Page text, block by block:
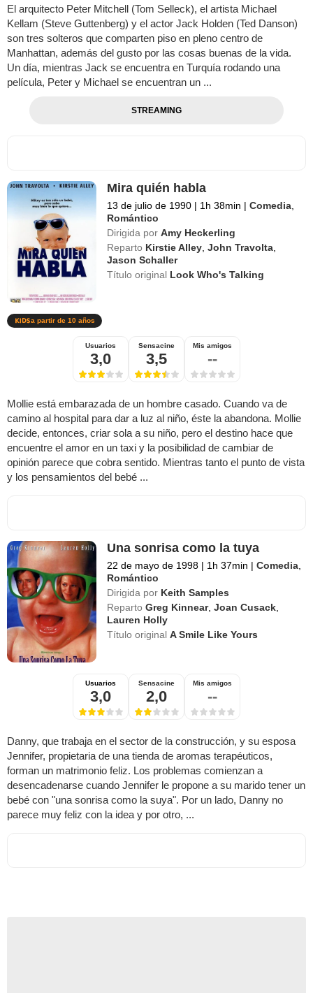
El arquitecto Peter Mitchell (Tom Selleck), el artista Michael
Kellam (Steve Guttenberg) y el actor Jack Holden (Ted Danson)
son tres solteros que comparten piso en pleno centro de
Manhattan, además del gusto por las cosas buenas de la vida.
Un día, mientras Jack se encuentra en Turquía rodando una
película, Peter y Michael se encuentran un ...
STREAMING
Mira quién habla
13 de julio de 1990 | 1h 38min | Comedia
Romántico
Dirigida por Amy Heckerling
Reparto Kirstie Alley ,John Travolta
Jason Schaller
Título original Look Who's Talking
a partir de 10 años
Usuarios
3,0
Sensacine
3,5
Mis amigos
--
Mollie está embarazada de un hombre casado. Cuando va de
camino al hospital para dar a luz al niño, éste la abandona. Mollie
decide, entonces, criar sola a su niño, pero el destino hace que
encuentre el amor en un taxi y la posibilidad de cambiar de
opinión parece que cobra sentido. Mientras tanto el punto de vista
y los pensamientos del bebé ...
Una sonrisa como la tuya
22 de mayo de 1998 | 1h 37min | Comedia
Romántico
Dirigida por Keith Samples
Reparto Greg Kinnear,Joan Cusack
Lauren Holly
Título originalA Smile Like Yours
Usuarios
3,0
Sensacine
2,0
Mis amigos
--
Danny, que trabaja en el sector de la construcción, y su esposa
Jennifer, propietaria de una tienda de aromas terapéuticos,
forman un matrimonio feliz. Los problemas comienzan a
desencadenarse cuando Jennifer le propone a su marido tener un
bebé con "una sonrisa como la suya". Por un lado, Danny no
parece muy feliz con la idea y por otro, ...